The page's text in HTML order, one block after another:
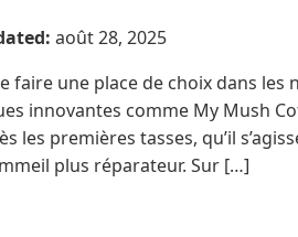
août 28, 2025
faire une place de choix dans les
innovantes comme My Mush
premières tasses, qu’il
plus réparateur. Sur […]